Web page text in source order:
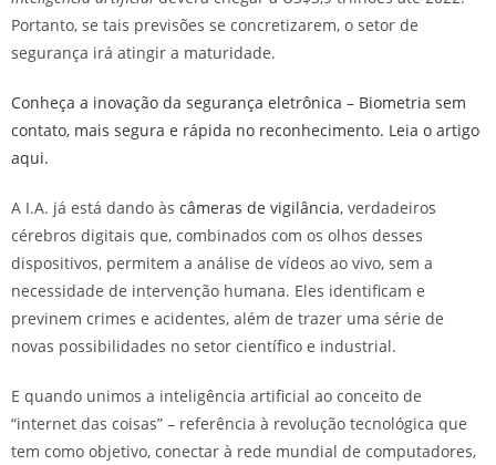
Portanto, se tais previsões se concretizarem, o setor de
segurança irá atingir a maturidade.
Conheça a inovação da segurança eletrônica – Biometria sem
contato, mais segura e rápida no reconhecimento. Leia o artigo
aqui.
A I.A. já está dando às câmeras de vigilância, verdadeiros
cérebros digitais que, combinados com os olhos desses
dispositivos, permitem a análise de vídeos ao vivo, sem a
necessidade de intervenção humana. Eles identificam e
previnem crimes e acidentes, além de trazer uma série de
novas possibilidades no setor científico e industrial.
E quando unimos a inteligência artificial ao conceito de
“internet das coisas” – referência à revolução tecnológica que
tem como objetivo, conectar à rede mundial de computadores,